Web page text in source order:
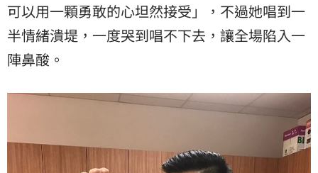
可以用一顆勇敢的心坦然接受」，不過她唱到一
半情緒潰堤，一度哭到唱不下去，讓全場陷入一
陣鼻酸。